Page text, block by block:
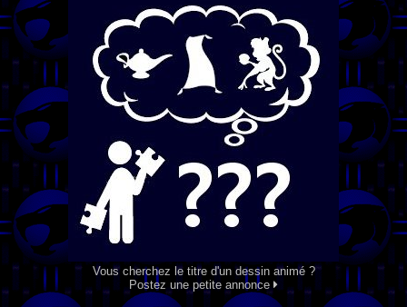
Vous cherchez le titre d'un dessin animé ?
Postez une petite annonce